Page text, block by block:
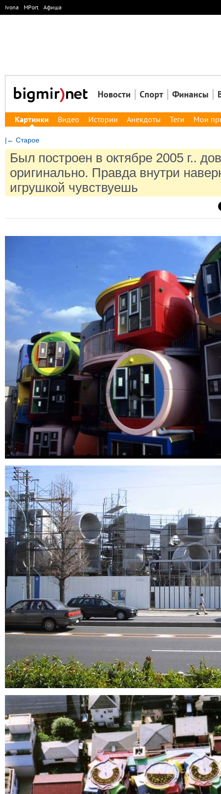
Ivona MPort Афиша
Новости Спорт Финансы
Картинки Видео Истории Анекдоты Теги Мои
|← Старое
Был построен в октябре 2005 г..
оригинально. Правда внутри
игрушкой чувствуешь